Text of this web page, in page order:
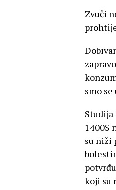
Zvuči
smo
Studija
1400$
su niži
koji su